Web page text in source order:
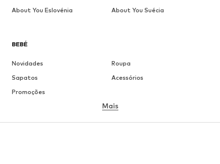
BEBÉ
Novidades
Roupa
Sapatos
Acessórios
Promoções
Mais
About You Eslovénia
About You Suécia